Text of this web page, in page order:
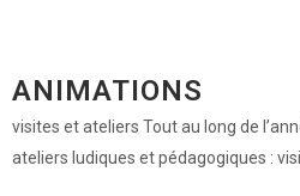
ANIMATIONS
visites et ateliers Tout au long de
ateliers ludiques et pédagogiques :